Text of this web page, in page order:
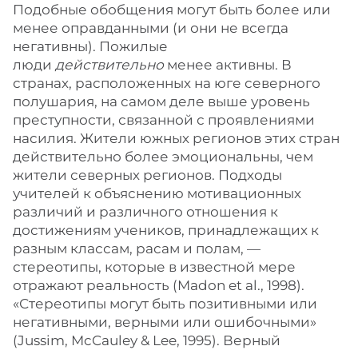
Подобные обобщения могут быть более или
менее оправданными (и они не всегда
негативны). Пожилые
люди действительноменее активны. В
странах, расположенных на юге северного
полушария, на самом деле выше уровень
преступности, связанной с проявлениями
насилия. Жители южных регионов этих стран
действительно более эмоциональны, чем
жители северных регионов. Подходы
учителей к объяснению мотивационных
различий и различного отношения к
достижениям учеников, принадлежащих к
разным классам, расам и полам, —
стереотипы, которые в известной мере
отражают реальность (Madon et al., 1998).
«Стереотипы могут быть позитивными или
негативными, верными или ошибочными»
(Jussim, McCauley & Lee, 1995). Верный